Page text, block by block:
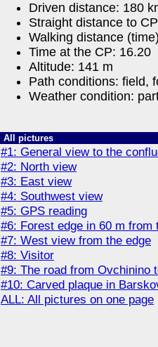
Driven distance: 180
Straight distance to
Walking distance
Time at the CP: 16.20
Altitude: 141 m
Path conditions: field,
Weather condition:
All pictures
#1: General view to the
#2: North view
#3: East view
#4: Southwest view
#5: GPS reading
#6: Forest edge in 60 m from
#7: West view from the edge
#8: Visitor
#9: The road from Ovchinino
#10: Carved plaque in
ALL: All pictures on one page